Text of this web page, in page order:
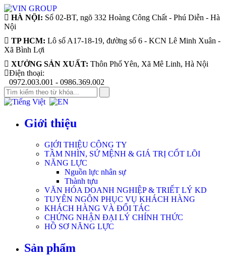
HÀ NỘI: Số 02-BT, ngõ 332 Hoàng Công Chất - Phú Diễn - Hà
Nội
TP HCM: Lô số A17-18-19, đường số 6 - KCN Lê Minh Xuân -
Xã Bình Lợi
XƯỞNG SẢN XUẤT: Thôn Phố Yên, Xã Mê Linh, Hà Nội
Điện thoại:
0972.003.001 - 0986.369.002
Giới thiệu
GIỚI THIỆU CÔNG TY
TẦM NHÌN, SỨ MỆNH & GIÁ TRỊ CỐT LÕI
NĂNG LỰC
Nguồn lực nhân sự
Thành tựu
VĂN HÓA DOANH NGHIỆP & TRIẾT LÝ KD
TUYÊN NGÔN PHỤC VỤ KHÁCH HÀNG
KHÁCH HÀNG VÀ ĐỐI TÁC
CHỨNG NHẬN ĐẠI LÝ CHÍNH THỨC
HỒ SƠ NĂNG LỰC
Sản phẩm